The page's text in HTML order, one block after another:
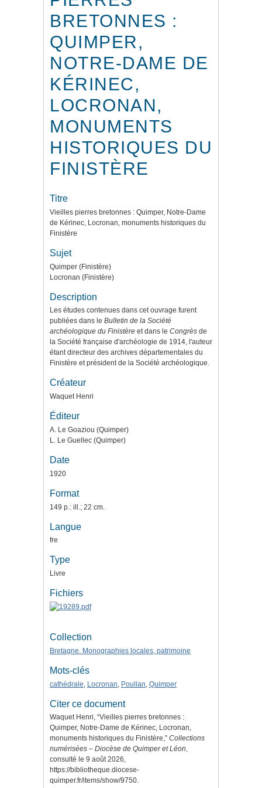
BRETONNES :
QUIMPER,
NOTRE-DAME DE
KÉRINEC,
LOCRONAN,
MONUMENTS
HISTORIQUES DU
FINISTÈRE
Titre
Vieilles pierres bretonnes : Quimper, Notre-Dame
de Kérinec, Locronan, monuments historiques du
Finistère
Sujet
Quimper (Finistère)
Locronan (Finistère)
Description
Les études contenues dans cet ouvrage furent
publiées dans le Bulletin de la Société
archéologique du Finistère et dans le Congrès de
la Société française d'archéologie de 1914, l'auteur
étant directeur des archives départementales du
Finistère et président de la Société archéologique.
Créateur
Waquet Henri
Éditeur
A. Le Goaziou (Quimper)
L. Le Guellec (Quimper)
Date
1920
Format
149 p.: ill.; 22 cm.
Langue
fre
Type
Livre
Fichiers
Collection
Bretagne. Monographies locales, patrimoine
Mots-clés
cathédrale Locronan Poullan Quimper
Citer ce document
Waquet Henri, “Vieilles pierres bretonnes :
Quimper, Notre-Dame de Kérinec, Locronan,
monuments historiques du Finistère,” Collections
numérisées – Diocèse de Quimper et Léon,
consulté le 9 août 2026,
https://bibliotheque.diocese-
quimper.fr/items/show/9750.